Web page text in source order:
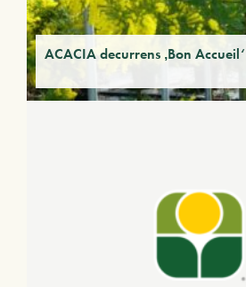
ACACIA decurrens ‚Bon Accueil‘